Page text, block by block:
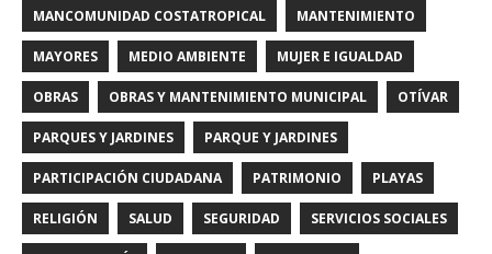
MANCOMUNIDAD COSTATROPICAL MANTENIMIENTO
MAYORES MEDIO AMBIENTE MUJER E IGUALDAD
OBRAS OBRAS Y MANTENIMIENTO MUNICIPAL OTÍVAR
PARQUES Y JARDINES PARQUE Y JARDINES
PARTICIPACIÓN CIUDADANA PATRIMONIO PLAYAS
RELIGIÓN SALUD SEGURIDAD SERVICIOS SOCIALES